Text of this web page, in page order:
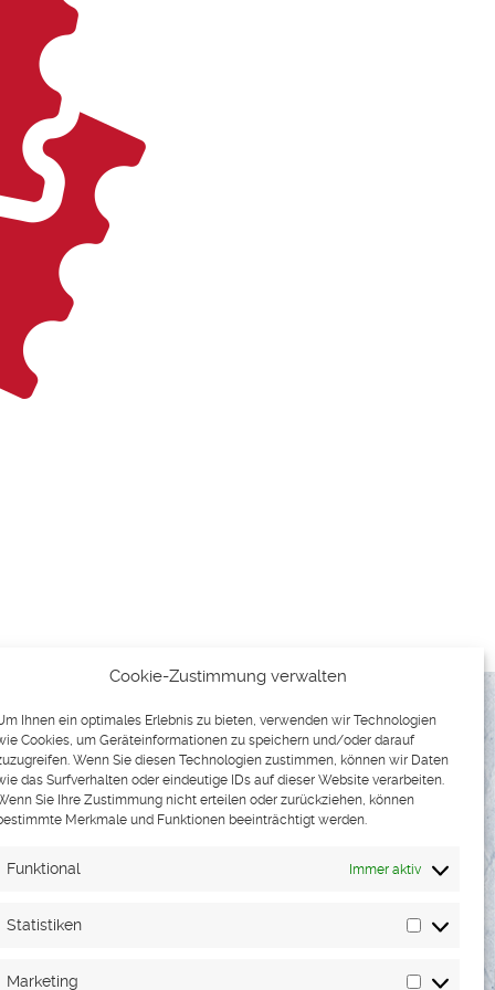
Cookie-Zustimmung verwalten
Ihnen ein optimales Erlebnis zu bieten, verwenden wir Technologien
Cookies, um Geräteinformationen zu speichern und/oder darauf
Wenn Sie diesen Technologien zustimmen, können wir Daten
das Surfverhalten oder eindeutige IDs auf dieser Website verarbeiten.
Sie Ihre Zustimmung nicht erteilen oder zurückziehen, können
Merkmale und Funktionen beeinträchtigt werden.
Funktional Immer aktiv
Statistiken
Marketing